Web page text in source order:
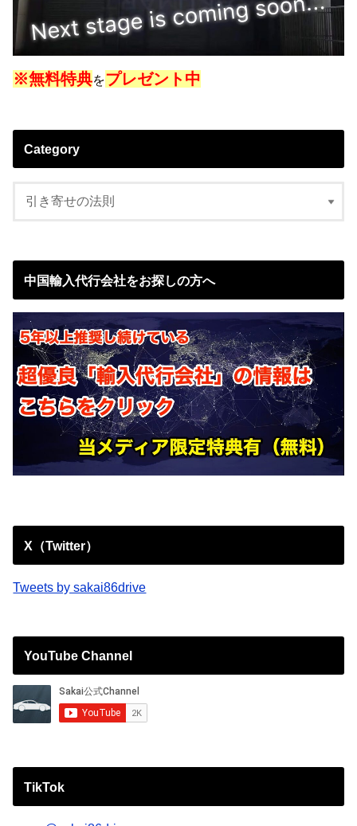
※無料特典をプレゼント中
Category
中国輸入代行会社をお探しの方へ
X（Twitter）
Tweets by sakai86drive
YouTube Channel
TikTok